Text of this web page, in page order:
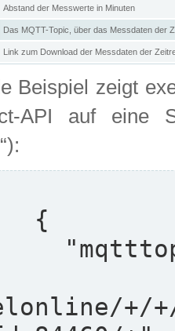
Abstand der Messwerte in Minuten
Das MQTT-Topic, über das Messdaten der
Link zum Download der Messdaten der
Beispiel zeigt
API auf eine
+/